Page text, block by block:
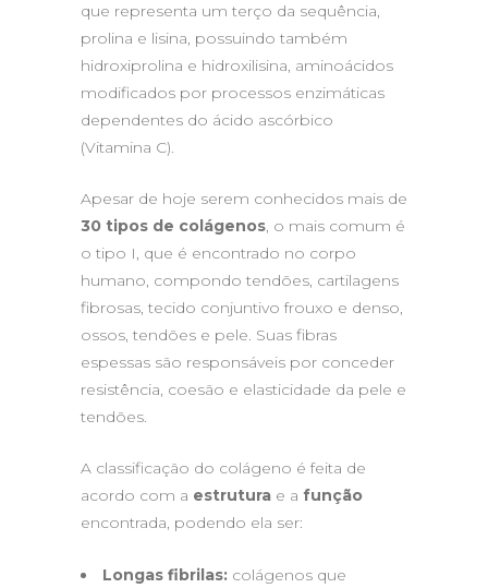
que representa um terço da sequência,
prolina e lisina, possuindo também
hidroxiprolina e hidroxilisina, aminoácidos
modificados por processos enzimáticas
dependentes do ácido ascórbico
(Vitamina C).
Apesar de hoje serem conhecidos mais de
30 tipos de colágenos, o mais comum é
o tipo I, que é encontrado no corpo
humano, compondo tendões, cartilagens
fibrosas, tecido conjuntivo frouxo e denso,
ossos, tendões e pele. Suas fibras
espessas são responsáveis por conceder
resistência, coesão e elasticidade da pele e
tendões.
A classificação do colágeno é feita de
acordo com a estrutura e a função
encontrada, podendo ela ser:
Longas fibrilas: colágenos que